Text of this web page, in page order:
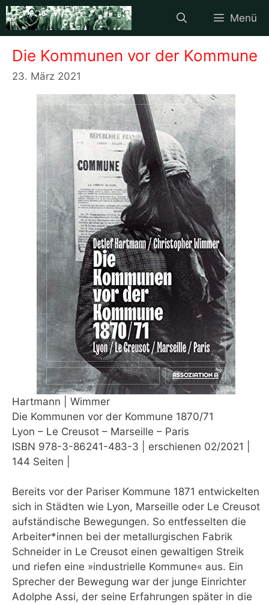
Zum
Inhalt
springen
Menü
Die Kommunen vor der Kommune
23. März 2021
Hartmann | Wimmer
Die Kommunen vor der Kommune 1870/71
Lyon – Le Creusot – Marseille – Paris
ISBN 978-3-86241-483-3 | erschienen 02/2021 |
144 Seiten |
Bereits vor der Pariser Kommune 1871 entwickelten
sich in Städten wie Lyon, Marseille oder Le Creusot
aufständische Bewegungen. So entfesselten die
Arbeiter*innen bei der metallurgischen Fabrik
Schneider in Le Creusot einen gewaltigen Streik
und riefen eine »industrielle Kommune« aus. Ein
Sprecher der Bewegung war der junge Einrichter
Adolphe Assi, der seine Erfahrungen später in die